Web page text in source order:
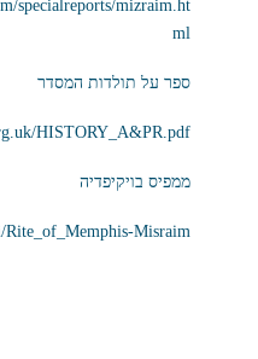
specialreports/mizraim.ht
ml
ספר על תולדות המסדר
HISTORY_A&PR.pdf
ממפיס בויקיפדיה
Misraim